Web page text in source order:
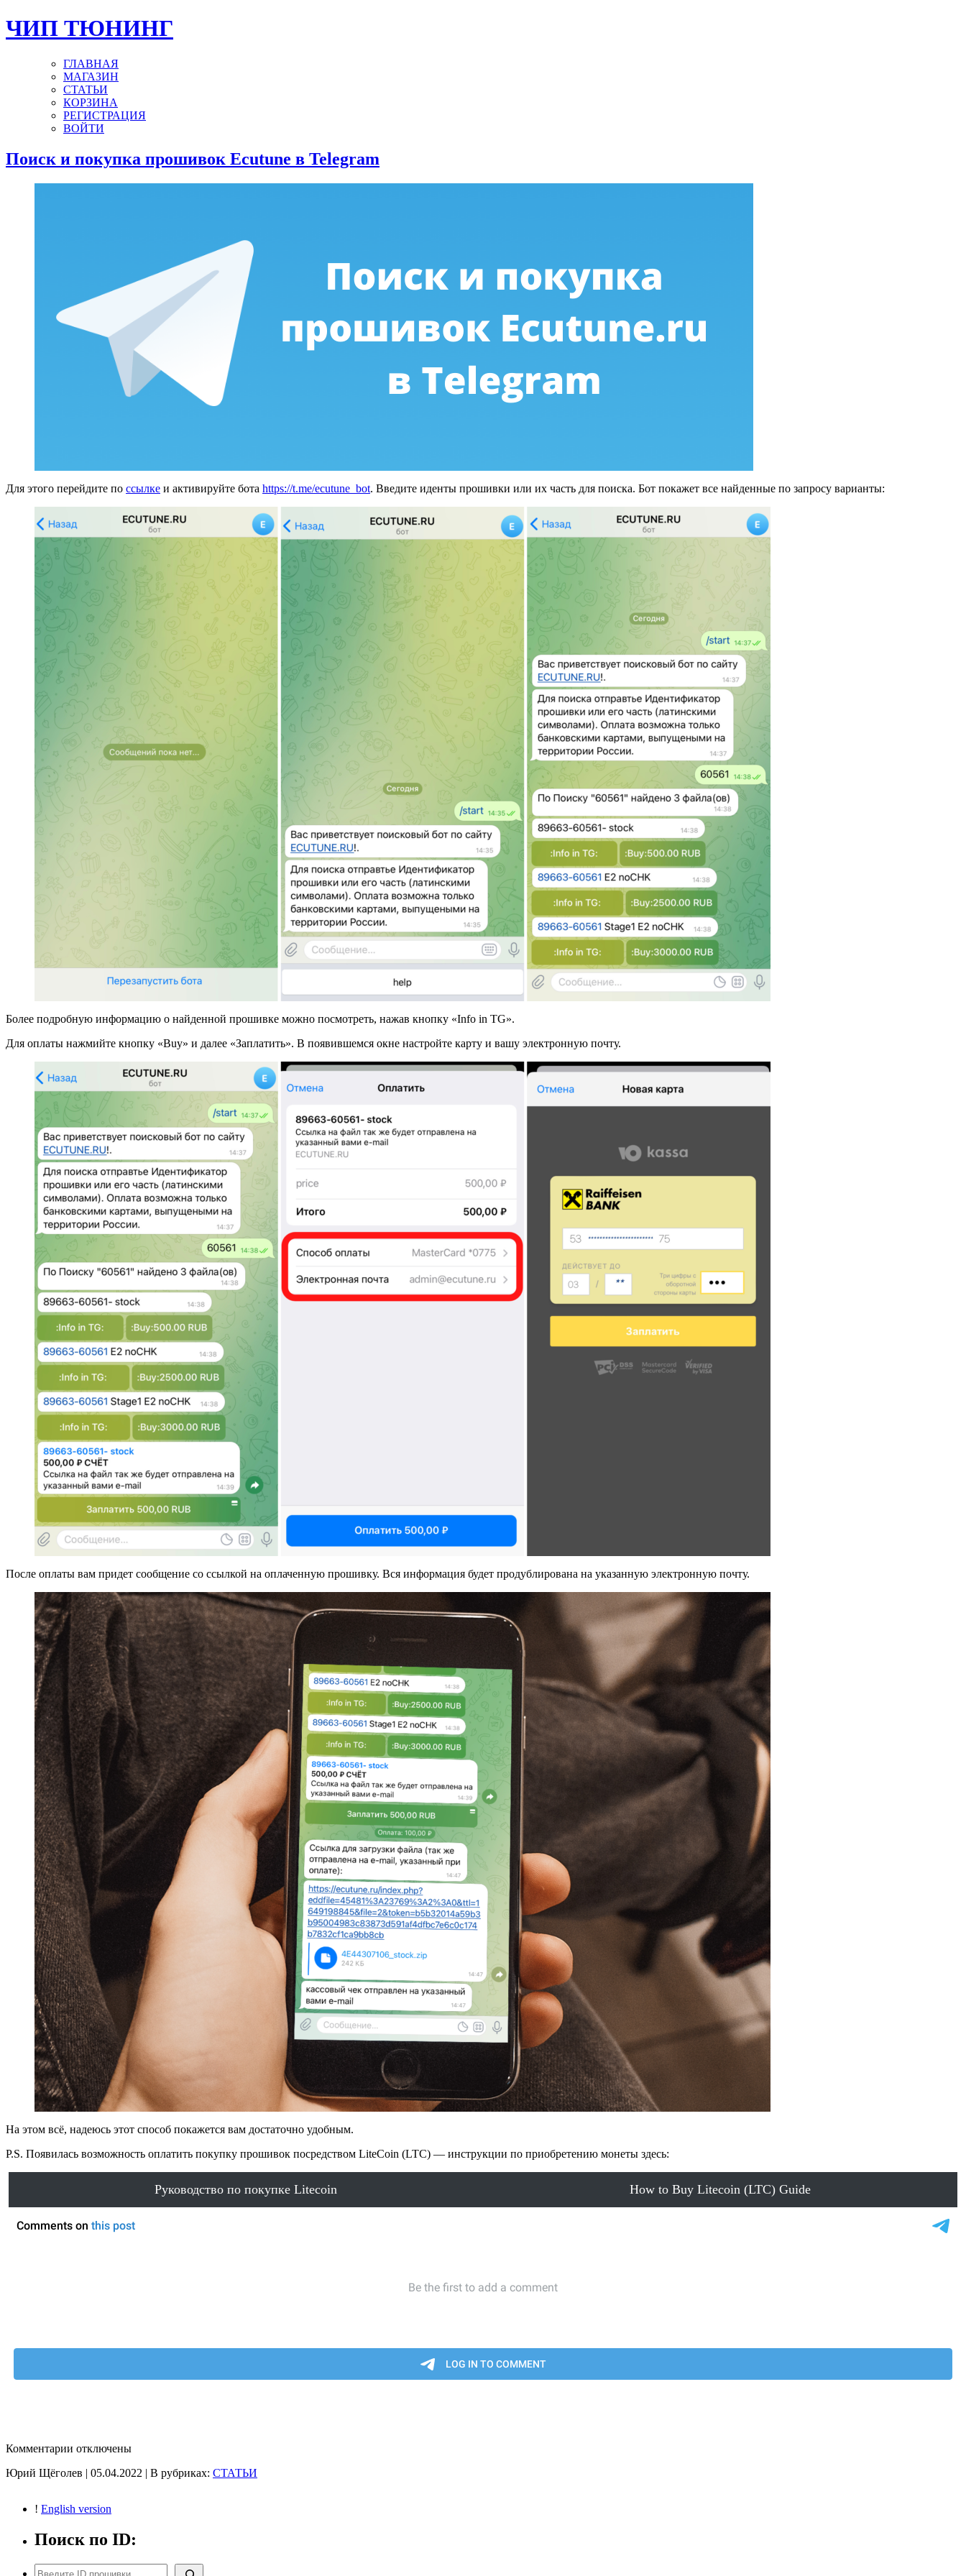
ЧИП ТЮНИНГ
ГЛАВНАЯ
МАГАЗИН
СТАТЬИ
КОРЗИНА
РЕГИСТРАЦИЯ
ВОЙТИ
Поиск и покупка прошивок Ecutune в Telegram
Для этого перейдите по ссылке и активируйте бота https://t.me/ecutune_bot. Введите иденты прошивки или их часть для поиска. Бот покажет все найденные по запросу варианты:
Более подробную информацию о найденной прошивке можно посмотреть, нажав кнопку «Info in TG».
Для оплаты нажмийте кнопку «Buy» и далее «Заплатить». В появившемся окне настройте карту и вашу электронную почту.
После оплаты вам придет сообщение со ссылкой на оплаченную прошивку. Вся информация будет продублирована на указанную электронную почту.
На этом всё, надеюсь этот способ покажется вам достаточно удобным.
P.S. Появилась возможность оплатить покупку прошивок посредством LiteCoin (LTC) — инструкции по приобретению монеты здесь:
Руководство по покупке Litecoin How to Buy Litecoin (LTC) Guide
Комментарии к
Поиск
прошивок
в
отключены
Юрий Щёголев | 05.04.2022 | В рубриках: СТАТЬИ
! English version
Поиск по ID:
Поиск